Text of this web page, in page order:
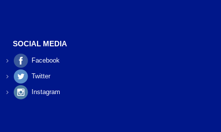
SOCIAL MEDIA
Facebook
Twitter
Instagram